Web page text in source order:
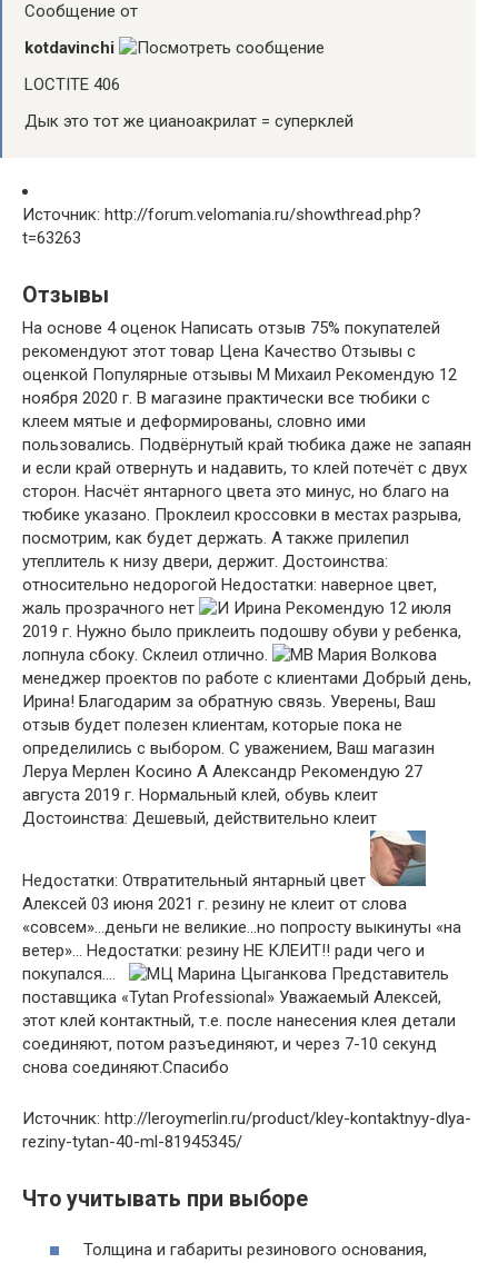
Сообщение от
kotdavinchi
LOCTITE 406
Дык это тот же цианоакрилат = суперклей
Источник: http://forum.velomania.ru/showthread.php?
t=63263
Отзывы
На основе 4 оценок Написать отзыв 75% покупателей
рекомендуют этот товар Цена Качество Отзывы с
оценкой Популярные отзывы М Михаил Рекомендую 12
ноября 2020 г. В магазине практически все тюбики с
клеем мятые и деформированы, словно ими
пользовались. Подвёрнутый край тюбика даже не запаян
и если край отвернуть и надавить, то клей потечёт с двух
сторон. Насчёт янтарного цвета это минус, но благо на
тюбике указано. Проклеил кроссовки в местах разрыва,
посмотрим, как будет держать. А также прилепил
утеплитель к низу двери, держит. Достоинства:
относительно недорогой Недостатки: наверное цвет,
жаль прозрачного нет
Ирина Рекомендую 12 июля
2019 г. Нужно было приклеить подошву обуви у ребенка,
лопнула сбоку. Склеил отлично.
Мария Волкова
менеджер проектов по работе с клиентами Добрый день,
Ирина! Благодарим за обратную связь. Уверены, Ваш
отзыв будет полезен клиентам, которые пока не
определились с выбором. С уважением, Ваш магазин
Леруа Мерлен Косино А Александр Рекомендую 27
августа 2019 г. Нормальный клей, обувь клеит
Достоинства: Дешевый, действительно клеит
Недостатки: Отвратительный янтарный цвет
Алексей 03 июня 2021 г. резину не клеит от слова
«совсем»…деньги не великие…но попросту выкинуты «на
ветер»… Недостатки: резину НЕ КЛЕИТ!! ради чего и
покупался….
Марина Цыганкова Представитель
поставщика «Tytan Professional» Уважаемый Алексей,
этот клей контактный, т.е. после нанесения клея детали
соединяют, потом разъединяют, и через 7-10 секунд
снова соединяют.Спасибо
Источник: http://leroymerlin.ru/product/kley-kontaktnyy-dlya-
reziny-tytan-40-ml-81945345/
Что учитывать при выборе
Толщина и габариты резинового основания,